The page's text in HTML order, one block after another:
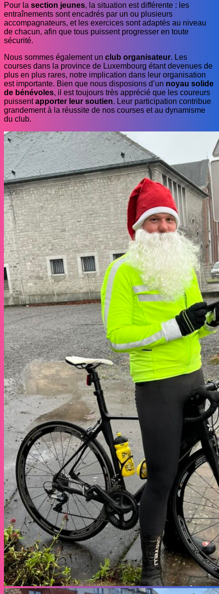
Pour la section jeunes, la situation est différente : les
entraînements sont encadrés par un ou plusieurs
accompagnateurs, et les exercices sont adaptés au niveau
de chacun, afin que tous puissent progresser en toute
sécurité.
Nous sommes également un club organisateur. Les
courses dans la province de Luxembourg étant devenues de
plus en plus rares, notre implication dans leur organisation
est importante. Bien que nous disposions d’un noyau solide
de bénévoles, il est toujours très apprécié que les coureurs
puissentapporter leur soutien. Leur participation contribue
grandement à la réussite de nos courses et au dynamisme
du club.